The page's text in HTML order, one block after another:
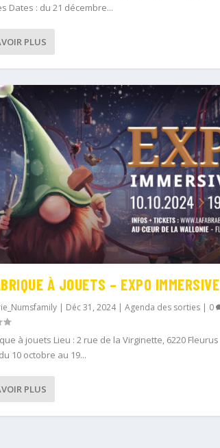
Dates : du 21 décembre...
PLUS
À JOUETS – EXPO IMMERSIVE
| Déc 31, 2024| Agenda des sorties| 0
à jouets Lieu : 2 rue de la Virginette, 6220 Fleurus
10 octobre au 19...
PLUS